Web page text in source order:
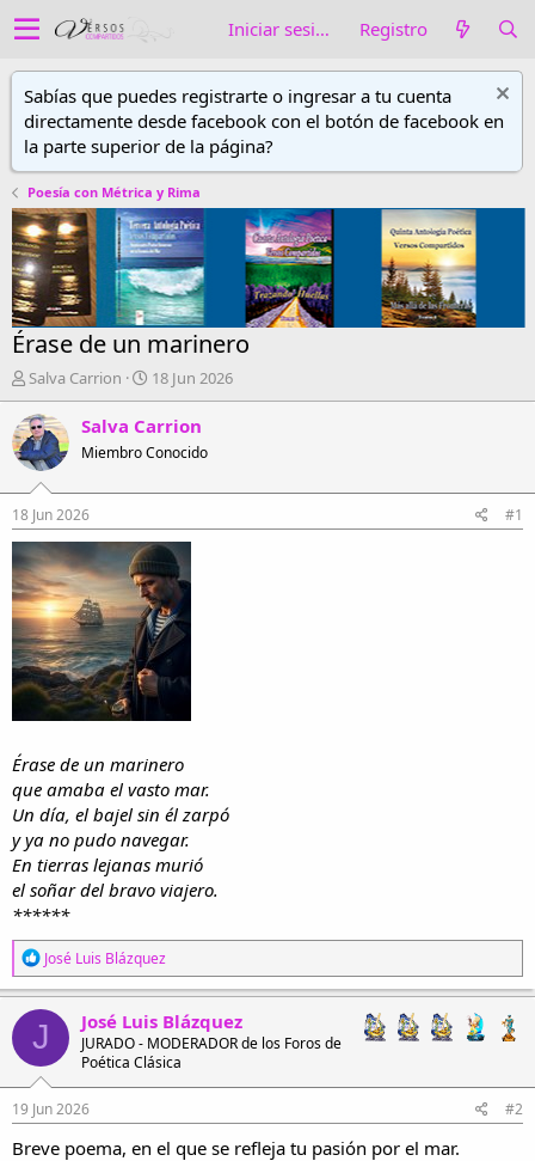
Iniciar sesión Registro
Sabías que puedes registrarte o ingresar a tu cuenta
directamente desde facebook con el botón de facebook en
la parte superior de la página?
Poesía con Métrica y Rima
Érase de un marinero
A
u
t
o
r
d
e
h
i
l
o
Salva Carrion
F
e
c
a
i
n
i
c
i
o
18 Jun 2026
Salva Carrion
Miembro Conocido
18 Jun 2026 #1
Érase de un marinero
que amaba el vasto mar.
Un día, el bajel sin él zarpó
y ya no pudo navegar.
En tierras lejanas murió
el soñar del bravo viajero.
******
R
e
a
c
c
i
o
n
e
s
:
José Luis Blázquez
J José Luis Blázquez
JURADO - MODERADOR de los Foros de
Poética Clásica
19 Jun 2026 #2
Breve poema, en el que se refleja tu pasión por el mar.